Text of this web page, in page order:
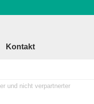
Kontakt
und nicht verpartnerter